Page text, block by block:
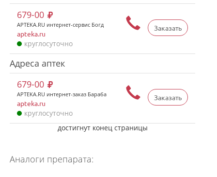
Заказать
679-00
APTEKA.RU интернет-сервис Богд
apteka.ru
круглосуточно
Адреса аптек
Заказать
679-00
APTEKA.RU интернет-заказ Бараба
apteka.ru
круглосуточно
достигнут конец страницы
Аналоги препарата: